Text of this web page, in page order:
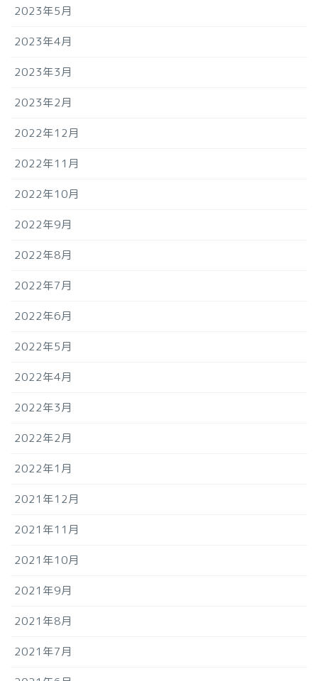
2023年5月
2023年4月
2023年3月
2023年2月
2022年12月
2022年11月
2022年10月
2022年9月
2022年8月
2022年7月
2022年6月
2022年5月
2022年4月
2022年3月
2022年2月
2022年1月
2021年12月
2021年11月
2021年10月
2021年9月
2021年8月
2021年7月